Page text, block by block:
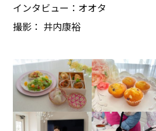
インタビュー：オオタ
撮影： 井内康裕